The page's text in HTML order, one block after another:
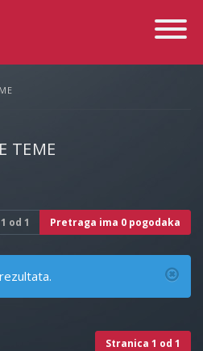
Toggle
TEME
1 od 1 Pretraga ima 0 pogodaka
Stranica 1 od 1